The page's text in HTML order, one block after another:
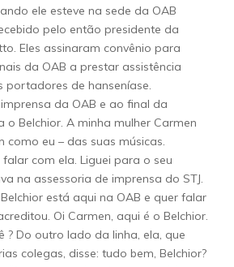
ele esteve na sede da OAB
pelo então presidente da
Eles assinaram convênio para
da OAB a prestar assistência
portadores de hanseníase.
da OAB e ao final da
o Belchior. A minha mulher Carmen
como eu – das suas músicas.
com ela. Liguei para o seu
na assessoria de imprensa do STJ.
está aqui na OAB e quer falar
Oi Carmen, aqui é o Belchior.
? Do outro lado da linha, ela, que
colegas, disse: tudo bem, Belchior?